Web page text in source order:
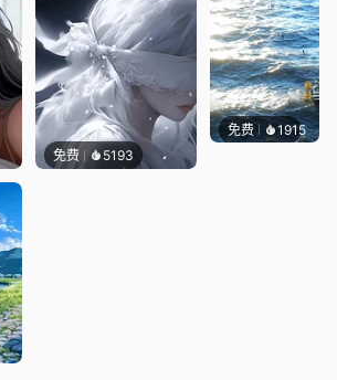
免费 5193
免费 1915
千千壁纸
等作者